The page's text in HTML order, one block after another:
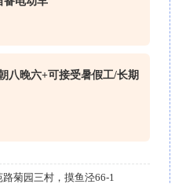
八晚六+可接受暑假工/长期
菊园三村，摸鱼泾66-1